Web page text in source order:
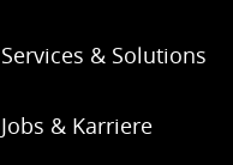
Services & Solutions
Jobs & Karriere